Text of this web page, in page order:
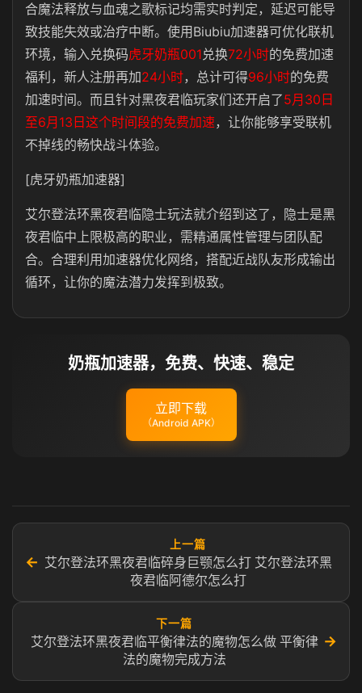
合魔法释放与血魂之歌标记均需实时判定，延迟可能导
致技能失效或治疗中断。使用 Biubiu加速器可优化联机
环境，输入兑换码虎牙奶瓶001兑换72小时的免费加速
福利，新人注册再加24小时，总计可得96小时的免费
加速时间。而且针对黑夜君临玩家们还开启了5月30日
至6月13日这个时间段的免费加速，让你能够享受联机
不掉线的畅快战斗体验。
[虎牙奶瓶加速器]
艾尔登法环黑夜君临隐士玩法就介绍到这了， 隐士是黑
夜君临中上限极高的职业，需精通属性管理与团队配
合。合理利用加速器优化网络，搭配近战队友形成输出
循环，让你的魔法潜力发挥到极致。
奶瓶加速器，免费、快速、稳定
立即下载
（Android APK）
←
上一篇
艾尔登法环黑夜君临碎身巨颚怎么打 艾尔登法环黑
夜君临阿德尔怎么打
下一篇
艾尔登法环黑夜君临平衡律法的魔物怎么做 平衡律
法的魔物完成方法
→